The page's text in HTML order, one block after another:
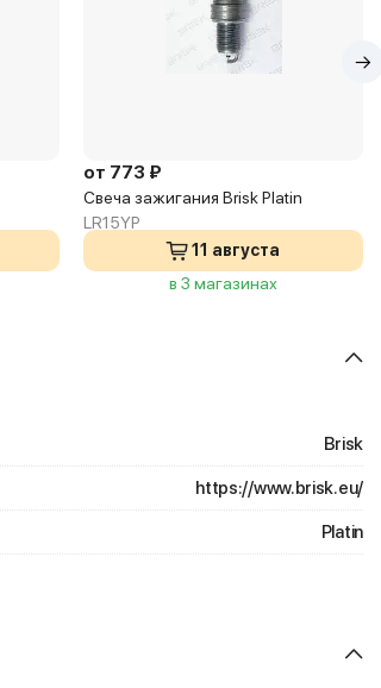
от 773 ₽
Свеча зажигания Brisk Platin
LR15YP
11 августа
в 3 магазинах
Brisk
https://www.brisk.eu/
Platin